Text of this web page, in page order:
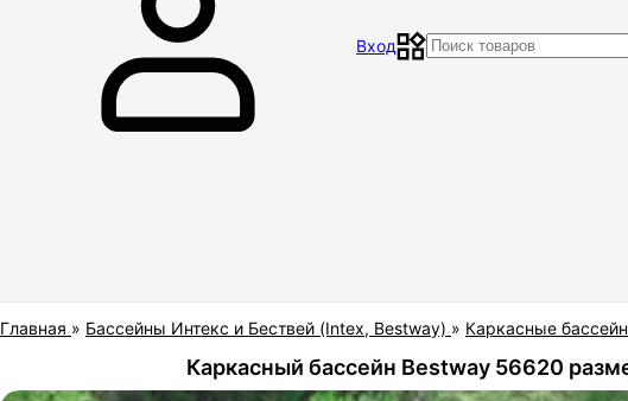
МагазинКонтакты ОтзывыДоставка и оплатаОбмен и
Вход
Главная » Бассейны Интекс и Бествей (Intex, Bestway) » Каркасные
Каркасный бассейн Bestway 56620